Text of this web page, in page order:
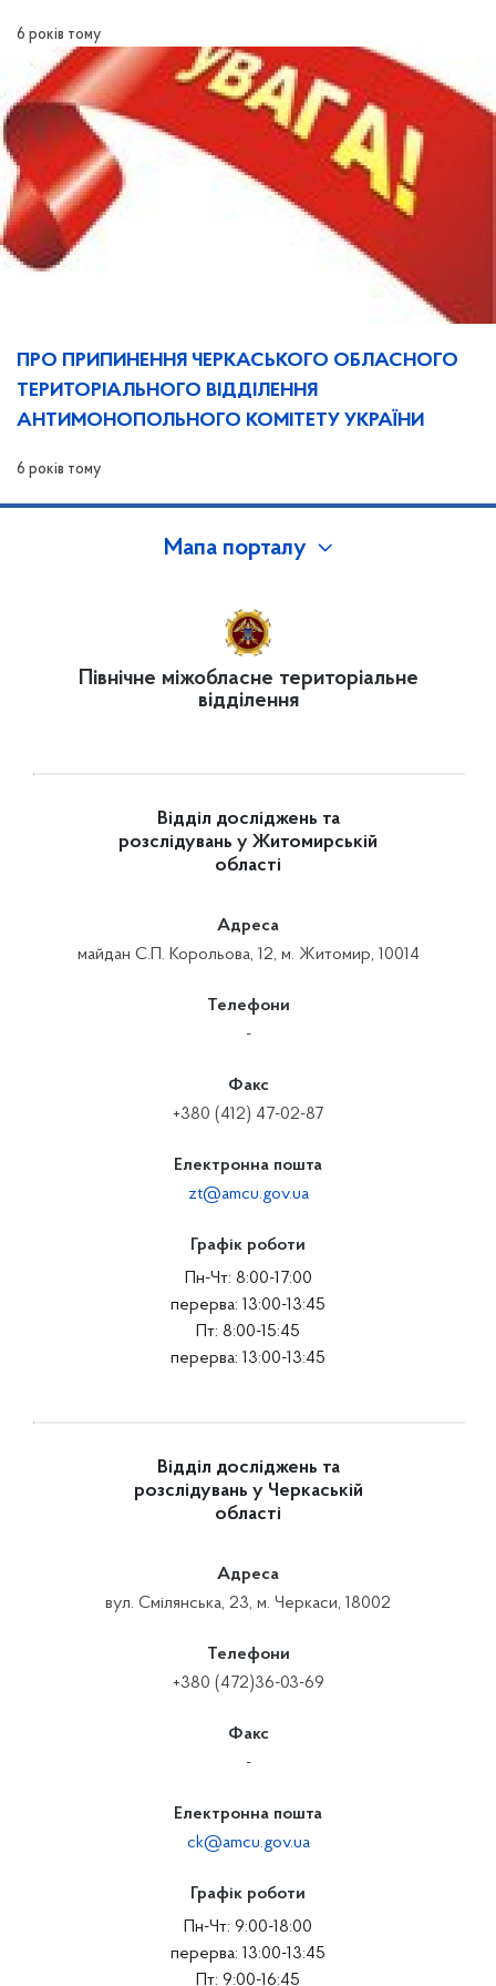
6 років тому
ПРО ПРИПИНЕННЯ ЧЕРКАСЬКОГО ОБЛАСНОГО
ТЕРИТОРІАЛЬНОГО ВІДДІЛЕННЯ
АНТИМОНОПОЛЬНОГО КОМІТЕТУ УКРАЇНИ
6 років тому
Мапа порталу
Північне міжобласне територіальне
відділення
Відділ досліджень та
розслідувань у Житомирській
області
Адреса
майдан С.П. Корольова, 12, м. Житомир, 10014
Телефони
-
Факс
+380 (412) 47-02-87
Електронна пошта
zt@amcu.gov.ua
Графік роботи
Пн-Чт: 8:00-17:00
перерва: 13:00-13:45
Пт: 8:00-15:45
перерва: 13:00-13:45
Відділ досліджень та
розслідувань у Черкаській
області
Адреса
вул. Смілянська, 23, м. Черкаси, 18002
Телефони
+380 (472)36-03-69
Факс
-
Електронна пошта
ck@amcu.gov.ua
Графік роботи
Пн-Чт: 9:00-18:00
перерва: 13:00-13:45
Пт: 9:00-16:45